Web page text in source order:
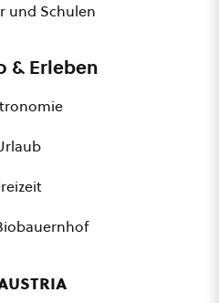
und Schulen
& Erleben